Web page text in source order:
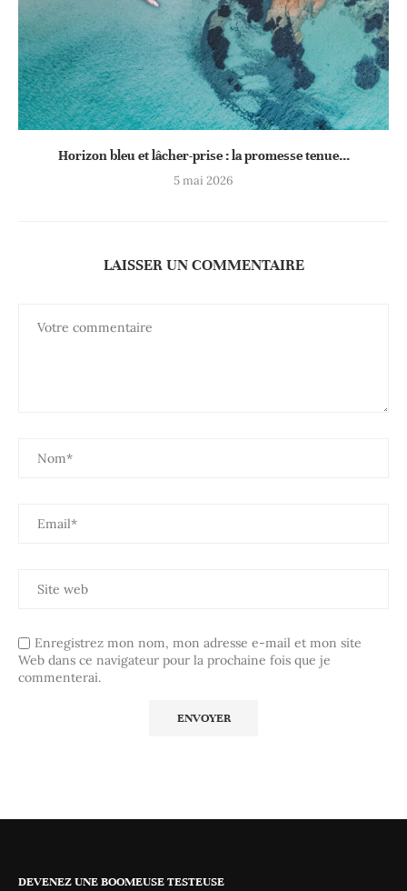
Horizon bleu et lâcher-prise : la promesse tenue...
5 mai 2026
LAISSER UN COMMENTAIRE
Enregistrez mon nom, mon adresse e-mail et mon site
Web dans ce navigateur pour la prochaine fois que je
commenterai.
DEVENEZ UNE BOOMEUSE TESTEUSE